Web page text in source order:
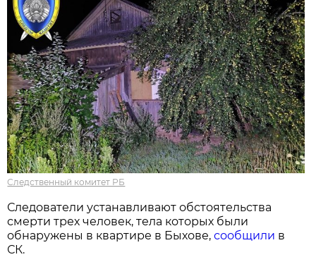
Следственный комитет РБ
Следователи устанавливают обстоятельства
смерти трех человек, тела которых были
обнаружены в квартире в Быхове,сообщили в
СК.